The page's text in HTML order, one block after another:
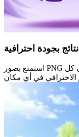
نتائج بجودة احترافية
استمتع بصور PNG شفافة عالية الدقة والوضوح تحافظ على كل